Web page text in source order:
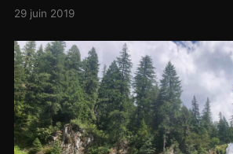
Ailleurs
Hasard
Tribu
29 juin 2019